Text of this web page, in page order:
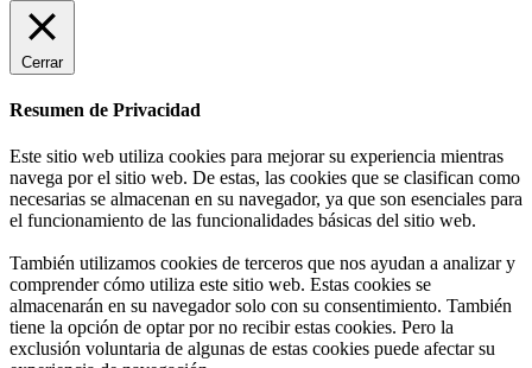
Cerrar
Resumen de Privacidad
Este sitio web utiliza cookies para mejorar su experiencia mientras
navega por el sitio web. De estas, las cookies que se clasifican como
necesarias se almacenan en su navegador, ya que son esenciales para
el funcionamiento de las funcionalidades básicas del sitio web.
También utilizamos cookies de terceros que nos ayudan a analizar y
comprender cómo utiliza este sitio web. Estas cookies se
almacenarán en su navegador solo con su consentimiento. También
tiene la opción de optar por no recibir estas cookies. Pero la
exclusión voluntaria de algunas de estas cookies puede afectar su